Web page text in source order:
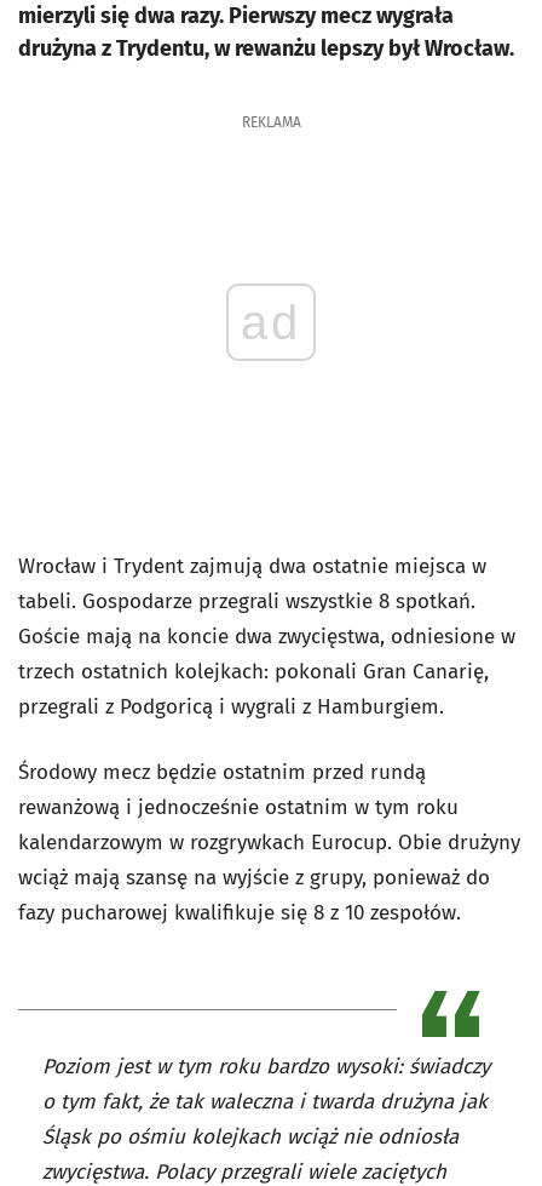
mierzyli się dwa razy. Pierwszy mecz wygrała
drużyna z Trydentu, w rewanżu lepszy był Wrocław.
REKLAMA
ad
Wrocław i Trydent zajmują dwa ostatnie miejsca w
tabeli. Gospodarze przegrali wszystkie 8 spotkań.
Goście mają na koncie dwa zwycięstwa, odniesione w
trzech ostatnich kolejkach: pokonali Gran Canarię,
przegrali z Podgoricą i wygrali z Hamburgiem.
Środowy mecz będzie ostatnim przed rundą
rewanżową i jednocześnie ostatnim w tym roku
kalendarzowym w rozgrywkach Eurocup. Obie drużyny
wciąż mają szansę na wyjście z grupy, ponieważ do
fazy pucharowej kwalifikuje się 8 z 10 zespołów.
Poziom jest w tym roku bardzo wysoki: świadczy
o tym fakt, że tak waleczna i twarda drużyna jak
Śląsk po ośmiu kolejkach wciąż nie odniosła
zwycięstwa. Polacy przegrali wiele zaciętych